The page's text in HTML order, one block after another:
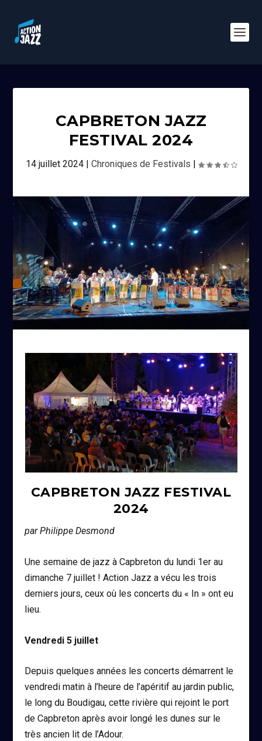
CAPBRETON JAZZ
FESTIVAL 2024
14 juillet 2024| Chroniques de Festivals |
CAPBRETON JAZZ FESTIVAL
2024
par Philippe Desmond
Une semaine de jazz à Capbreton du lundi 1er au
dimanche 7 juillet ! Action Jazz a vécu les trois
derniers jours, ceux où les concerts du « In » ont eu
lieu.
Vendredi 5 juillet
Depuis quelques années les concerts démarrent le
vendredi matin à l’heure de l’apéritif au jardin public,
le long du Boudigau, cette rivière qui rejoint le port
de Capbreton après avoir longé les dunes sur le
très ancien lit de l’Adour.